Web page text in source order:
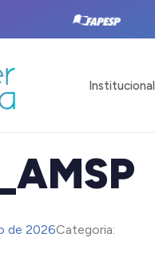
Institucional
de 2026Categoria: